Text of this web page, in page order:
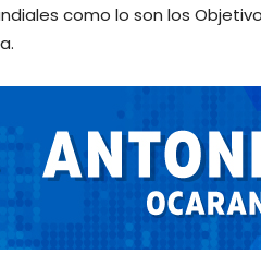
como lo son los